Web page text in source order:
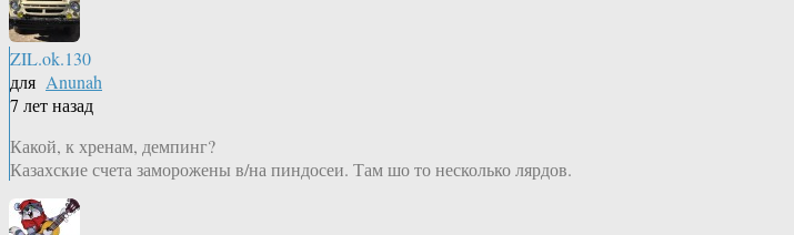
ZIL.ok.130
для Anunah
7 лет назад
Какой, к хренам, демпинг?
Казахские счета заморожены в/на пиндосеи. Там шо то несколько лярдов.